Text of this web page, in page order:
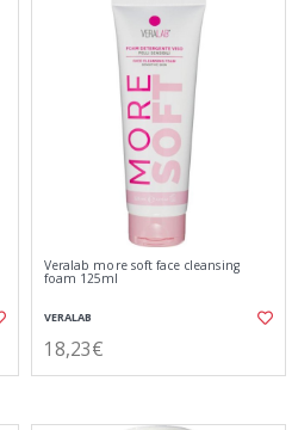
Veralab more soft face cleansing
foam 125ml
VERALAB
18,23€